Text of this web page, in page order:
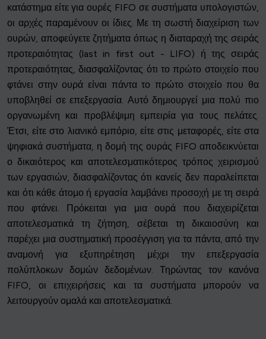
κατάστημα είτε για ουρές FIFO σε συστήματα υπολογιστών,
οι αρχές παραμένουν οι ίδιες. Με τη σωστή διαχείριση των
ουρών, αποφεύγετε ζητήματα όπως η διαταραχή της σειράς
προτεραιότητας (last in first out - LIFO) ή της σειράς
προτεραιότητας, διασφαλίζοντας ότι το πρώτο στοιχείο που
φτάνει στην ουρά είναι πάντα το πρώτο στοιχείο που θα
υποβληθεί σε επεξεργασία. Αυτό δημιουργεί μια πολύ πιο
οργανωμένη και προβλέψιμη εμπειρία για τους πελάτες.
Έτσι, είτε στο λιανικό εμπόριο, είτε στις μεταφορές, είτε στα
ψηφιακά συστήματα, η δομή της ουράς FIFO αποδεικνύεται
ο δικαιότερος και αποτελεσματικότερος τρόπος χειρισμού
των εργασιών, διασφαλίζοντας ότι κανείς δεν παραλείπεται
και ότι κάθε άτομο ή εργασία λαμβάνει προσοχή με τη σειρά
που φτάνει. Πρόκειται για μια ουρά που διαχειρίζεται
αποτελεσματικά τη ζήτηση, σέβεται τη δικαιοσύνη και
παρέχει μια συστηματική προσέγγιση για τα πάντα, από την
αναμονή για εξυπηρέτηση μέχρι την επεξεργασία
πολύπλοκων δομών δεδομένων. Τηρώντας τον κανόνα
FIFO, οι επιχειρήσεις και τα συστήματα μπορούν να
λειτουργούν ομαλά και αποτελεσματικά.